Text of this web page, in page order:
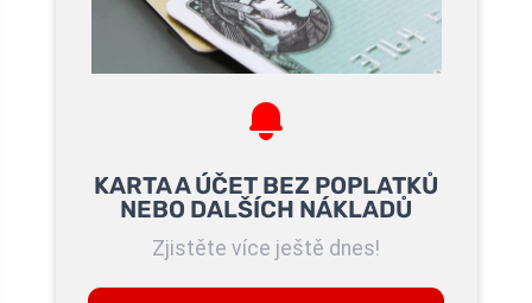
KARTA A ÚČET BEZ POPLATKŮ
NEBO DALŠÍCH NÁKLADŮ
Zjistěte více ještě dnes!